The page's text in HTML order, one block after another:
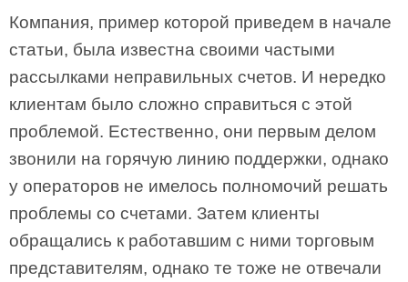
Компания, пример которой приведем в начале
статьи, была известна своими частыми
рассылками неправильных счетов. И нередко
клиентам было сложно справиться с этой
проблемой. Естественно, они первым делом
звонили на горячую линию поддержки, однако
у операторов не имелось полномочий решать
проблемы со счетами. Затем клиенты
обращались к работавшим с ними торговым
представителям, однако те тоже не отвечали